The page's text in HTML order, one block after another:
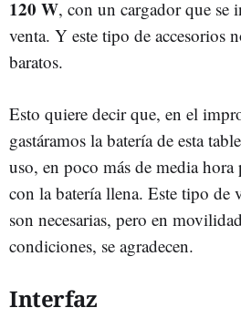
120 W, con un cargador que se
venta. Y este tipo de accesorios
baratos.
Esto quiere decir que, en el
gastáramos la batería de esta
uso, en poco más de media hora
con la batería llena. Este tipo de
son necesarias, pero en
condiciones, se agradecen.
Interfaz